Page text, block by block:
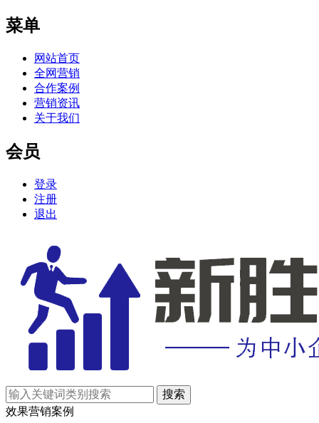
菜单
网站首页
全网营销
合作案例
营销资讯
关于我们
会员
登录
注册
退出
效果营销案例